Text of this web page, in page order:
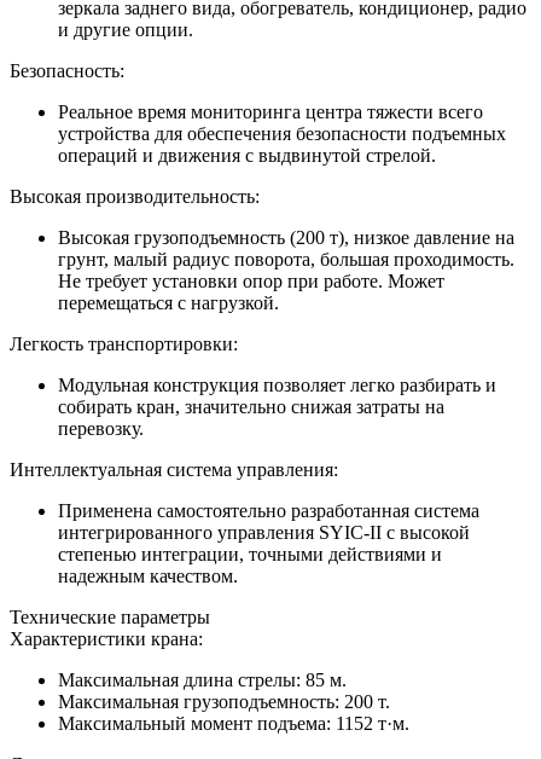
зеркала заднего вида, обогреватель, кондиционер, радио
и другие опции.
Безопасность:
Реальное время мониторинга центра тяжести всего
устройства для обеспечения безопасности подъемных
операций и движения с выдвинутой стрелой.
Высокая производительность:
Высокая грузоподъемность (200 т), низкое давление на
грунт, малый радиус поворота, большая проходимость.
Не требует установки опор при работе. Может
перемещаться с нагрузкой.
Легкость транспортировки:
Модульная конструкция позволяет легко разбирать и
собирать кран, значительно снижая затраты на
перевозку.
Интеллектуальная система управления:
Применена самостоятельно разработанная система
интегрированного управления SYIC-II с высокой
степенью интеграции, точными действиями и
надежным качеством.
Технические параметры
Характеристики крана:
Максимальная длина стрелы: 85 м.
Максимальная грузоподъемность: 200 т.
Максимальный момент подъема: 1152 т·м.